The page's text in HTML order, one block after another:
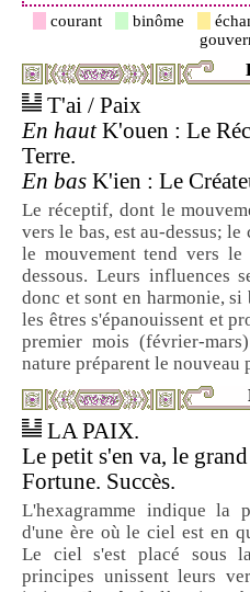
courant binôme
T'ai / Paix
En hautK'ouen : Le
Terre.
En bas K'ien : Le
Le réceptif, dont le
vers le bas, est au-dessus; le
le mouvement tend vers le
dessous. Leurs influences
donc et sont en harmonie, si
les êtres s'épanouissent et
premier mois (février-
nature préparent le nouveau
LA PAIX.
Le petit s'en va, le
Fortune. Succès.
L'hexagramme indique la
d'une ère où le ciel est en
Le ciel s'est placé sous
principes unissent leurs